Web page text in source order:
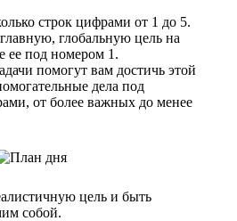
строк цифрами от 1 до 5.
глобальную цель на
ее под номером 1.
помогут вам достичь этой
дела под
от более важных до менее
цель и быть
собой.